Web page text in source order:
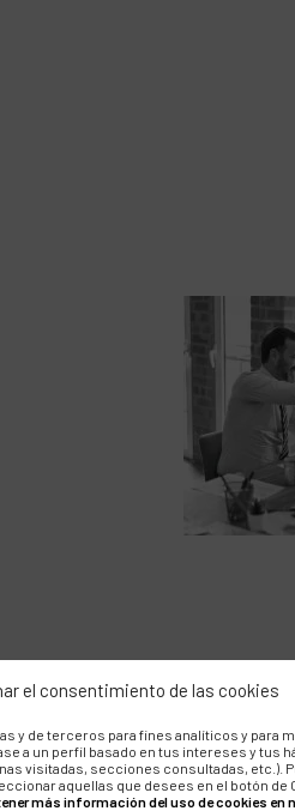
el consentimiento de las cookies
y de terceros para fines analíticos y para
a un perfil basado en tus intereses y tus
visitadas, secciones consultadas, etc.).
aquellas que desees en el botón de
más información del uso de cookies en
LA ESTRATEGIA